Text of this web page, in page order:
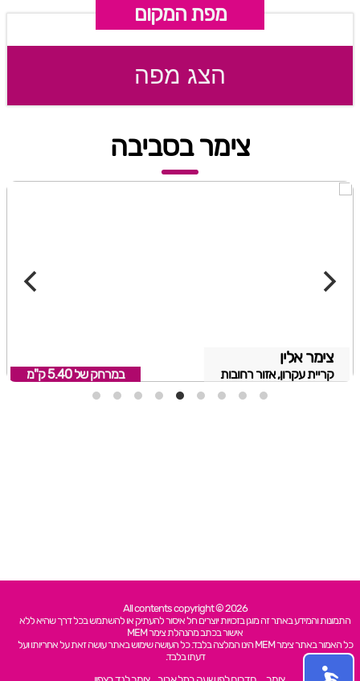
מפת המקום
הצג מפה
צימר בסביבה
צימר אלין
קריית עקרון, אזור רחובות במרחק של 5.40 ק"מ
All contents copyright © 2026
התמונות והמידע באתר זה מוגן בזכויות יוצרים חל איסור להעתיק או להשתמש בכל דרך שהיא ללא
אישור בכתב מהנהלת צימר MEM
כל האמור באתר צימר MEM הינו המלצה בלבד. כל העושה שימוש באתר עושה זאת על אחריותו ועל
דעתו בלבד.